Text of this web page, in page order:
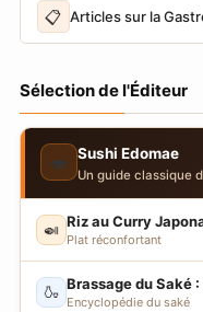
📋 Articles sur la
Sélection de l'Éditeur
🍣 Sushi Edomae
Un guide classique
🍛 Riz au Curry
Plat réconfortant
🍶 Brassage du Saké
Encyclopédie du saké